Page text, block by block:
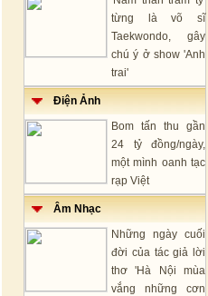
từng là võ sĩ
Taekwondo, gây
chú ý ở show 'Anh
trai'
Điện Ảnh
Bom tấn thu gần
24 tỷ đồng/ngày,
một mình oanh tạc
rạp Việt
Âm Nhạc
Những ngày cuối
đời của tác giả lời
thơ 'Hà Nội mùa
vắng những cơn